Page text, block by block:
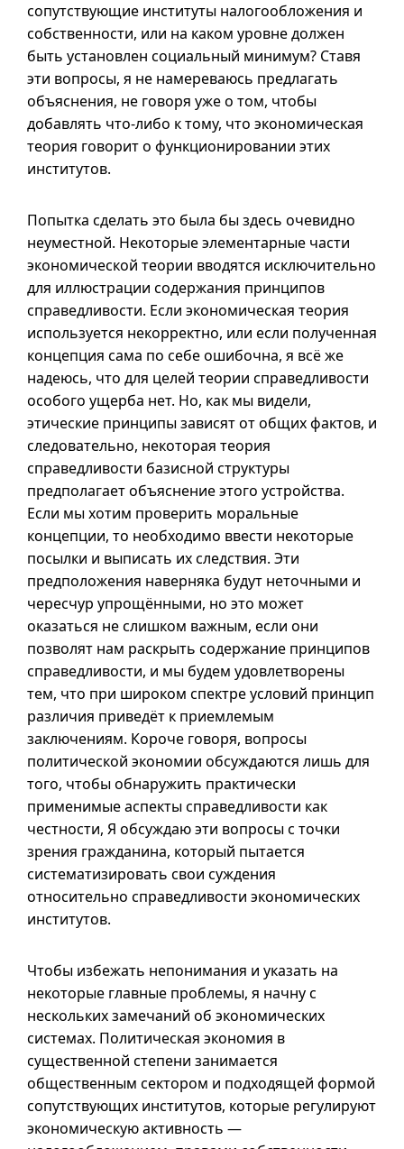
сопутствующие институты налогообложения и
собственности, или на каком уровне должен
быть установлен социальный минимум? Ставя
эти вопросы, я не намереваюсь предлагать
объяснения, не говоря уже о том, чтобы
добавлять что-либо к тому, что экономическая
теория говорит о функционировании этих
институтов.
Попытка сделать это была бы здесь очевидно
неуместной. Некоторые элементарные части
экономической теории вводятся исключительно
для иллюстрации содержания принципов
справедливости. Если экономическая теория
используется некорректно, или если полученная
концепция сама по себе ошибочна, я всё же
надеюсь, что для целей теории справедливости
особого ущерба нет. Но, как мы видели,
этические принципы зависят от общих фактов, и
следовательно, некоторая теория
справедливости базисной структуры
предполагает объяснение этого устройства.
Если мы хотим проверить моральные
концепции, то необходимо ввести некоторые
посылки и выписать их следствия. Эти
предположения наверняка будут неточными и
чересчур упрощёнными, но это может
оказаться не слишком важным, если они
позволят нам раскрыть содержание принципов
справедливости, и мы будем удовлетворены
тем, что при широком спектре условий принцип
различия приведёт к приемлемым
заключениям. Короче говоря, вопросы
политической экономии обсуждаются лишь для
того, чтобы обнаружить практически
применимые аспекты справедливости как
честности, Я обсуждаю эти вопросы с точки
зрения гражданина, который пытается
систематизировать свои суждения
относительно справедливости экономических
институтов.
Чтобы избежать непонимания и указать на
некоторые главные проблемы, я начну с
нескольких замечаний об экономических
системах. Политическая экономия в
существенной степени занимается
общественным сектором и подходящей формой
сопутствующих институтов, которые регулируют
экономическую активность —